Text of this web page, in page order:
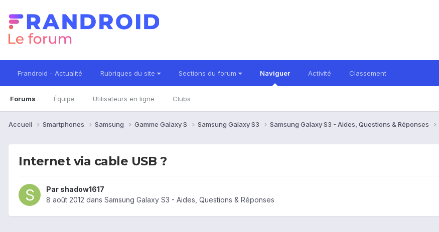
Frandroid - Actualité Rubriques du site Sections du forum Naviguer
Forums Équipe Utilisateurs en ligne Clubs
Activité Classement
Accueil Smartphones Samsung Gamme Galaxy S Samsung Galaxy S3 Samsung Galaxy S3 - Aides, Questions & Réponses
Internet via cable USB ?
Par shadow1617
8 août 2012 dans Samsung Galaxy S3 - Aides, Questions & Réponses